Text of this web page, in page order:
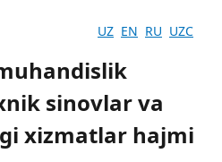
UZ EN RU UZC
sinovlar va
xizmatlar hajmi